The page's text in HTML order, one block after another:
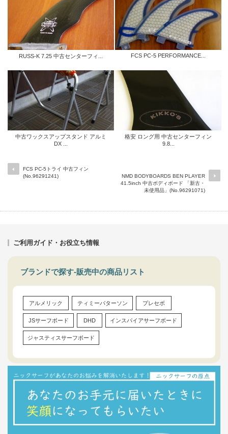
RUSS-K 7.25 中古センターフィ... FCS PC-5 PERFORMANCE...
中古ワックスアップスタンド アルミ
DX ...
格安 ロング用 中古センターフィン
9.8...
FCS PC-5トライ 中古フィン
(No.96291241)
NMD BODYBOARDS BEN PLAYER
41.5inch 中古ボディボード 「新古・
未使用品」(No.96291071)
ご利用ガイド・お役立ち情報
ブランドで探す-販売中の商品リスト
アルメリック ティミーパターソン プレセボ
JSサーフボード DHD インスパイアサーフボード
ジャスティスサーフボード